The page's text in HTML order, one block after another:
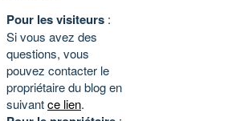
Pour les visiteurs :
Si vous avez des
questions, vous
pouvez contacter le
propriétaire du blog en
suivantce lien.